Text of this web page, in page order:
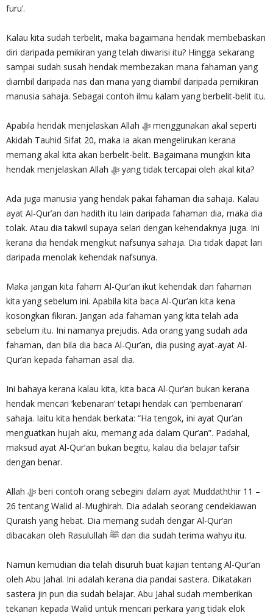
furu’.
Kalau kita sudah terbelit, maka bagaimana hendak membebaskan
diri daripada pemikiran yang telah diwarisi itu? Hingga sekarang
sampai sudah susah hendak membezakan mana fahaman yang
diambil daripada nas dan mana yang diambil daripada pemikiran
manusia sahaja. Sebagai contoh ilmu kalam yang berbelit-belit itu.
Apabila hendak menjelaskan Allah ‎ﷻ menggunakan akal seperti
Akidah Tauhid Sifat 20, maka ia akan mengelirukan kerana
memang akal kita akan berbelit-belit. Bagaimana mungkin kita
hendak menjelaskan Allah‎ ﷻ yang tidak tercapai oleh akal kita?
Ada juga manusia yang hendak pakai fahaman dia sahaja. Kalau
ayat Al-Qur’an dan hadith itu lain daripada fahaman dia, maka dia
tolak. Atau dia takwil supaya selari dengan kehendaknya juga. Ini
kerana dia hendak mengikut nafsunya sahaja. Dia tidak dapat lari
daripada menolak kehendak nafsunya.
Maka jangan kita faham Al-Qur’an ikut kehendak dan fahaman
kita yang sebelum ini. Apabila kita baca Al-Qur’an kita kena
kosongkan fikiran. Jangan ada fahaman yang kita telah ada
sebelum itu. Ini namanya prejudis. Ada orang yang sudah ada
fahaman, dan bila dia baca Al-Qur’an, dia pusing ayat-ayat Al-
Qur’an kepada fahaman asal dia.
Ini bahaya kerana kalau kita, kita baca Al-Qur’an bukan kerana
hendak mencari ‘kebenaran’ tetapi hendak cari ‘pembenaran’
sahaja. Iaitu kita hendak berkata: “Ha tengok, ini ayat Qur’an
menguatkan hujah aku, memang ada dalam Qur’an”. Padahal,
maksud ayat Al-Qur’an bukan begitu, kalau dia belajar tafsir
dengan benar.
Allah ‎ﷻ beri contoh orang sebegini dalam ayat Muddaththir 11 –
26 tentang Walid al-Mughirah. Dia adalah seorang cendekiawan
Quraish yang hebat. Dia memang sudah dengar Al-Qur’an
dibacakan oleh Rasulullah ﷺ dan dia sudah terima wahyu itu.
Namun kemudian dia telah disuruh buat kajian tentang Al-Qur’an
oleh Abu Jahal. Ini adalah kerana dia pandai sastera. Dikatakan
sastera jin pun dia sudah belajar. Abu Jahal sudah memberikan
tekanan kepada Walid untuk mencari perkara yang tidak elok